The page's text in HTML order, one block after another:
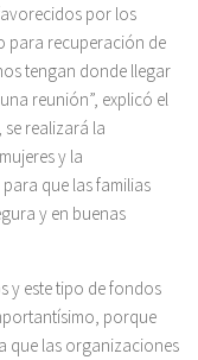
por los
para recuperación de
tengan donde llegar
reunión”, explicó el
realizará la
y la
que las familias
y en buenas
y este tipo de fondos
porque
que las organizaciones